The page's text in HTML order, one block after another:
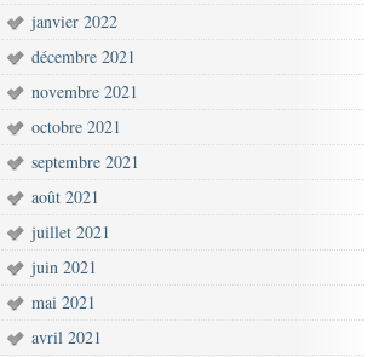
janvier 2022
décembre 2021
novembre 2021
octobre 2021
septembre 2021
août 2021
juillet 2021
juin 2021
mai 2021
avril 2021